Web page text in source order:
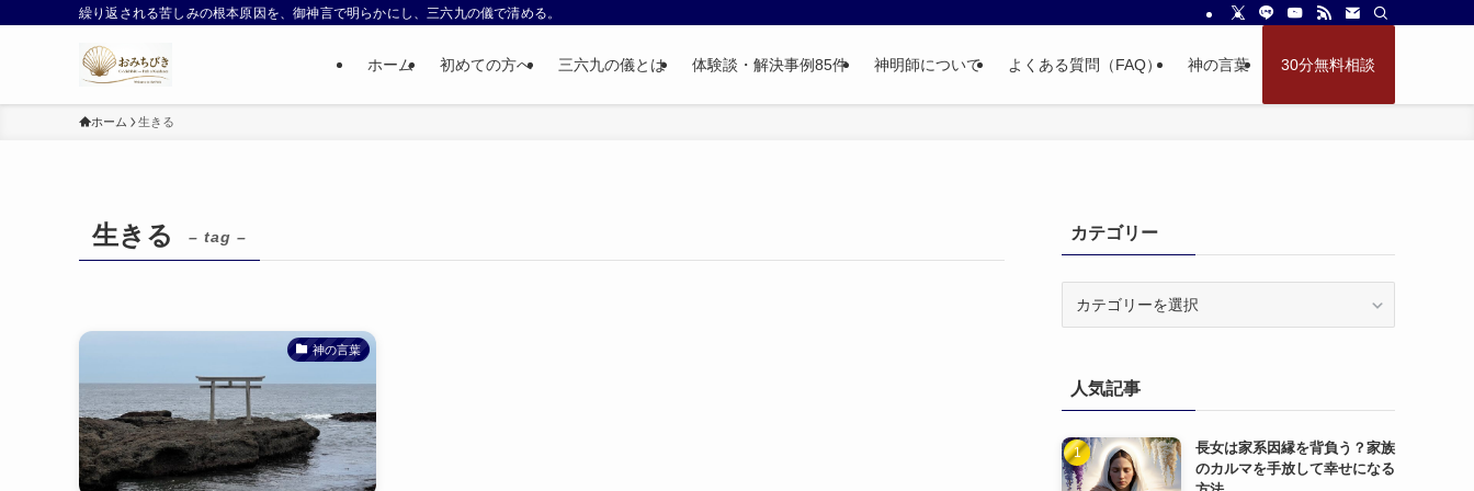
繰り返される苦しみの根本原因を、御神言で明らかにし、三六九の儀で清める。
ホーム 初めての方へ 三六九の儀とは 体験談・解決事例85件 神明師について よくある質問（FAQ） 神の言葉 30分無料相談
ホーム 生きる
生きる – tag –
神の言葉
カテゴリー
ー人気記事
長女は家系因縁を背負う？家族
のカルマを手放して幸せになる